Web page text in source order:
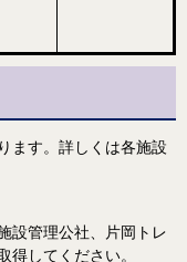
ます。詳しくは各施設
設管理公社、片岡トレ
得してください。